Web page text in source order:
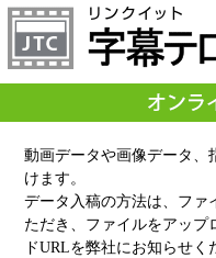
動画データや画像データ、
けます。
データ入稿の方法は、ファ
ただき、ファイルをアップ
ドURLを弊社にお知らせく